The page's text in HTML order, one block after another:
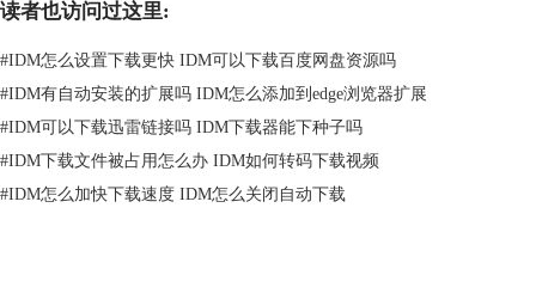
图2：设置最大连接数
如下图所示，IDM与服务器建立了4个连接，将文件分成了四份进行下
读者也访问过这里:
#IDM怎么设置下载更快 IDM可以下载百度网盘资源吗
#IDM有自动安装的扩展吗 IDM怎么添加到edge浏览器扩展
#IDM可以下载迅雷链接吗 IDM下载器能下种子吗
#IDM下载文件被占用怎么办 IDM如何转码下载视频
#IDM怎么加快下载速度 IDM怎么关闭自动下载